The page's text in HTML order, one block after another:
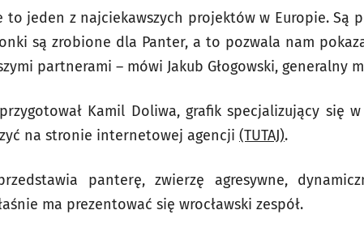
to jeden z najciekawszych projektów w Europie. Są
są zrobione dla Panter, a to pozwala nam
partnerami – mówi Jakub Głogowski, generalny
Kamil Doliwa, grafik specjalizujący się
na stronie internetowej agencji (TUTAJ).
panterę, zwierzę agresywne,
ma prezentować się wrocławski zespół.